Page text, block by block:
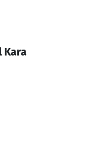
Kara